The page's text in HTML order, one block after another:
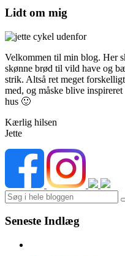
Lidt om mig
Velkommen til min blog. Her
skønne brød til vild have og
strik. Altså ret meget
med, og måske blive
hus 🙂
Kærlig hilsen
Jette
Seneste Indlæg